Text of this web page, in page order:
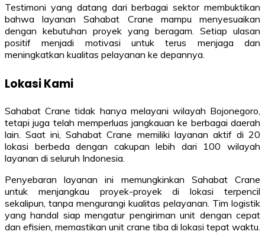
Testimoni yang datang dari berbagai sektor membuktikan
bahwa layanan Sahabat Crane mampu menyesuaikan
dengan kebutuhan proyek yang beragam. Setiap ulasan
positif menjadi motivasi untuk terus menjaga dan
meningkatkan kualitas pelayanan ke depannya.
Lokasi Kami
Sahabat Crane tidak hanya melayani wilayah Bojonegoro,
tetapi juga telah memperluas jangkauan ke berbagai daerah
lain. Saat ini, Sahabat Crane memiliki layanan aktif di 20
lokasi berbeda dengan cakupan lebih dari 100 wilayah
layanan di seluruh Indonesia.
Penyebaran layanan ini memungkinkan Sahabat Crane
untuk menjangkau proyek-proyek di lokasi terpencil
sekalipun, tanpa mengurangi kualitas pelayanan. Tim logistik
yang handal siap mengatur pengiriman unit dengan cepat
dan efisien, memastikan unit crane tiba di lokasi tepat waktu.